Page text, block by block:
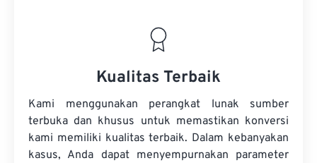
Kualitas Terbaik
Kami menggunakan perangkat lunak sumber
terbuka dan khusus untuk memastikan konversi
kami memiliki kualitas terbaik. Dalam kebanyakan
kasus, Anda dapat menyempurnakan parameter